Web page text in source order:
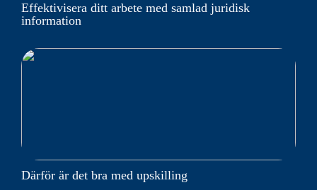
Effektivisera ditt arbete med samlad juridisk
information
Därför är det bra med upskilling